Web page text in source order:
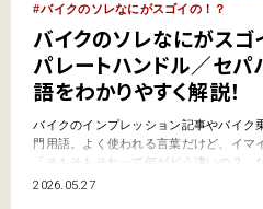
バイクのソレなにがスゴイの！？
バイクのソレなにがス
パレートハンドル／セパ
語をわかりやすく解説！
バイクのインプレッション記事やバイク
門用語。よく使われる言葉だけど、イマ
「そもそもそれって何がどう凄いの？
更聞けないし。そんなバイク関連のキー
2026.05.27